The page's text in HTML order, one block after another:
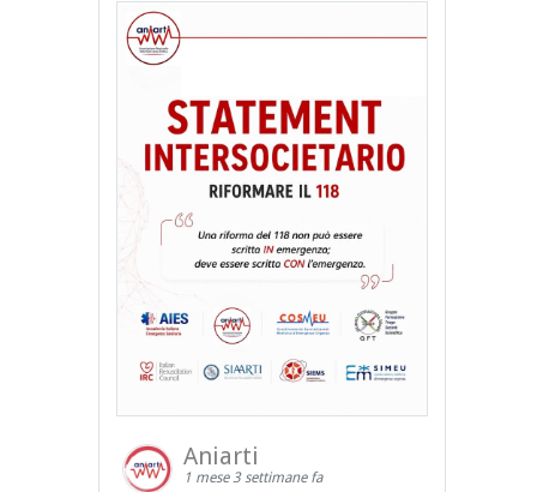
Aniarti
1 mese 3 settimane fa